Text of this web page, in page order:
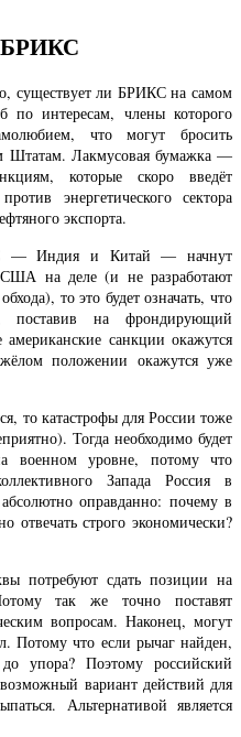
БРИКС
существует ли БРИКС на самом
интересам, члены которого
что могут бросить
Штатам. Лакмусовая бумажка —
которые скоро введёт
энергетического сектора
экспорта.
— Индия и Китай — начнут
США на деле (и не разработают
то это будет означать, что
поставив на фрондирующий
санкции окажутся
положении окажутся уже
то катастрофы для России тоже
Тогда необходимо будет
военном уровне, потому что
Запада Россия в
оправданно: почему в
отвечать строго экономически?
потребуют сдать позиции на
так же точно поставят
вопросам. Наконец, могут
Потому что если рычаг найден,
упора? Поэтому российский
вариант действий для
Альтернативой является